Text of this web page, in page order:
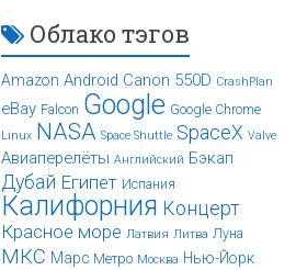
Облако тэгов
Amazon Android Canon 550D CrashPlan
eBay Falcon Google Google Chrome
Linux NASA Space Shuttle SpaceX Valve
Авиаперелёты Английский Бэкап
Дубай Египет Испания
Калифорния Концерт
Красное море Латвия Литва Луна
МКС Марс Метро Москва Нью-Йорк